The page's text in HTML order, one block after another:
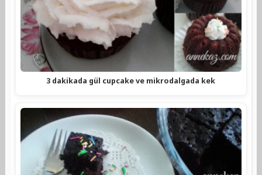
3 dakikada gül cupcake ve mikrodalgada kek